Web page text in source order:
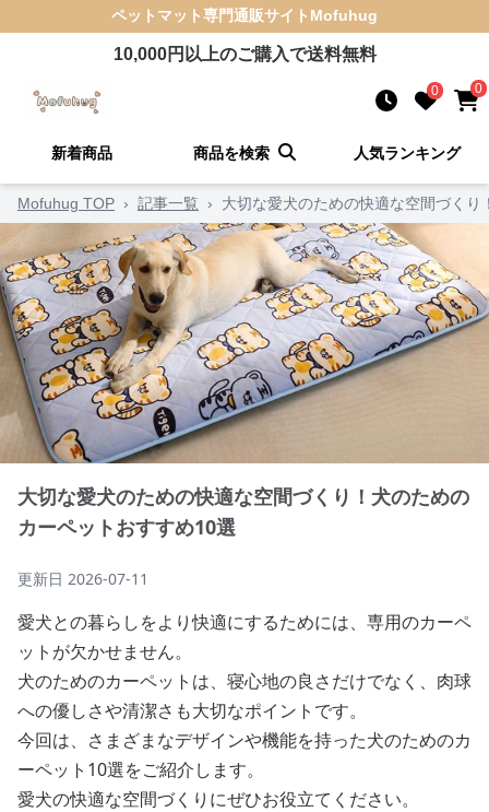
ペットマット専門通販サイト Mofuhug
10,000円以上のご購入で送料無料
0 0
新着商品 商品を検索 人気ランキング
Mofuhug TOP › 記事一覧 › 大切な愛犬のための快適な空間づく
大切な愛犬のための快適な空間づくり！犬のための
カーペットおすすめ10選
更新日 2026-07-11
愛犬との暮らしをより快適にするためには、専用のカーペ
ットが欠かせません。
犬のためのカーペットは、寝心地の良さだけでなく、肉球
への優しさや清潔さも大切なポイントです。
今回は、さまざまなデザインや機能を持った犬のためのカ
ーペット10選をご紹介します。
愛犬の快適な空間づくりにぜひお役立てください。